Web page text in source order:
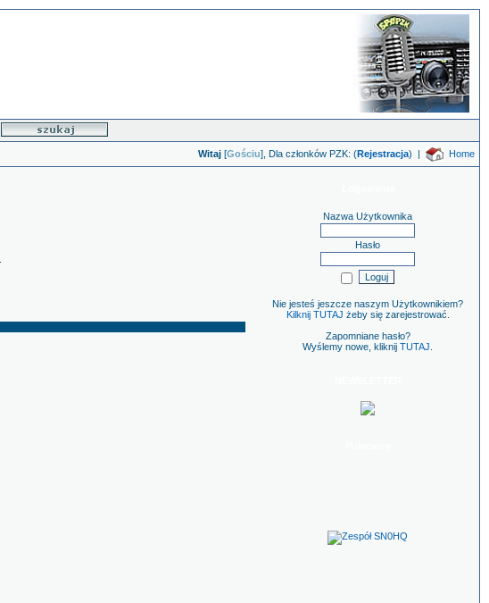
Witaj [Gościu], Dla członków PZK: (Rejestracja) | Home
Nazwa Użytkownika
Hasło
Nie jesteś jeszcze naszym Użytkownikiem?
Kilknij TUTAJ żeby się zarejestrować.
Zapomniane hasło?
Wyślemy nowe, kliknij TUTAJ